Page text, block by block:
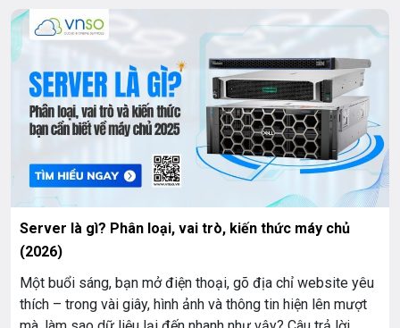
Server là gì? Phân loại, vai trò, kiến thức máy chủ
(2026)
Một buổi sáng, bạn mở điện thoại, gõ địa chỉ website yêu
thích – trong vài giây, hình ảnh và thông tin hiện lên mượt